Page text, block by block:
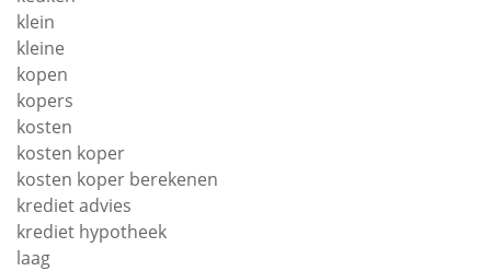
klein
kleine
kopen
kopers
kosten
kosten koper
kosten koper berekenen
krediet advies
krediet hypotheek
laag